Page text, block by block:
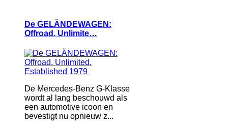
De GELÄNDEWAGEN:
Offroad. Unlimite…
De Mercedes-Benz G-Klasse
wordt al lang beschouwd als
een automotive icoon en
bevestigt nu opnieuw z...